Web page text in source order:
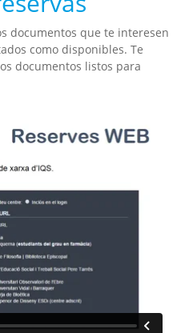
documentos que te interesen
como disponibles. Te
documentos listos para